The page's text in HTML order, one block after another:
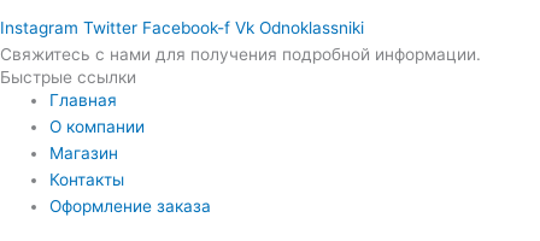
Instagram Twitter Facebook-f Vk Odnoklassniki
Свяжитесь с нами для получения подробной информации.
Быстрые ссылки
Главная
О компании
Магазин
Контакты
Оформление заказа